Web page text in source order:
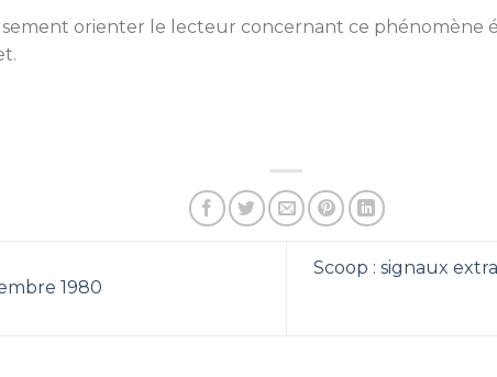
orienter le lecteur concernant ce phénomène
1980
Scoop : signaux